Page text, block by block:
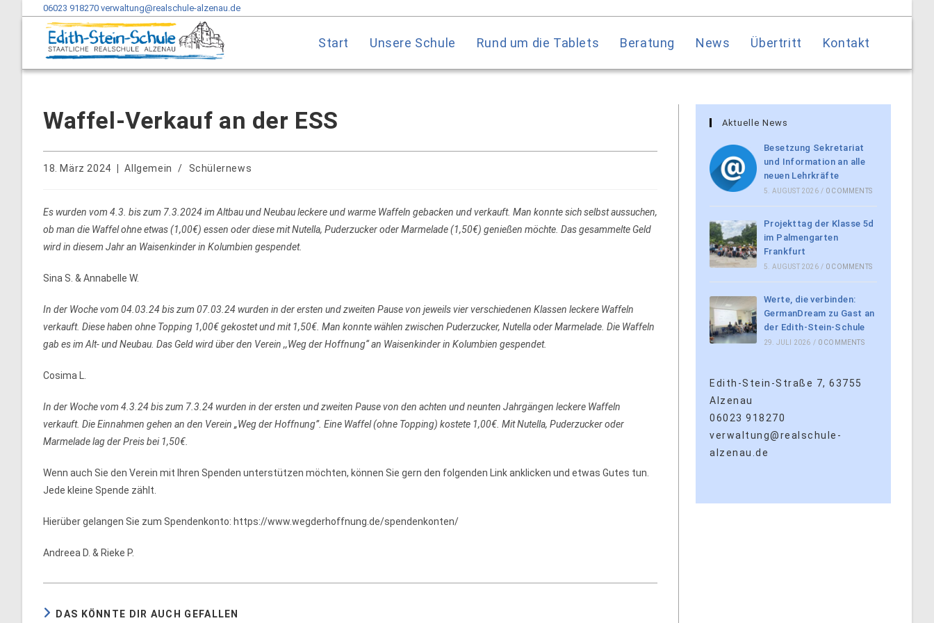
06023 918270 verwaltung@realschule-alzenau.de
Start Unsere Schule Rund um die Tablets Beratung News Übertritt Kontakt
Waffel-Verkauf an der ESS
18. März 2024 Allgemein / Schülernews
Es wurden vom 4.3. bis zum 7.3.2024 im Altbau und Neubau leckere und warme Waffeln gebacken und verkauft. Man konnte sich selbst aussuchen,
ob man die Waffel ohne etwas (1,00€) essen oder diese mit Nutella, Puderzucker oder Marmelade (1,50€) genießen möchte. Das gesammelte Geld
wird in diesem Jahr an Waisenkinder in Kolumbien gespendet.
Sina S. & Annabelle W.
In der Woche vom 04.03.24 bis zum 07.03.24 wurden in der ersten und zweiten Pause von jeweils vier verschiedenen Klassen leckere Waffeln
verkauft. Diese haben ohne Topping 1,00€ gekostet und mit 1,50€. Man konnte wählen zwischen Puderzucker, Nutella oder Marmelade. Die Waffeln
gab es im Alt- und Neubau. Das Geld wird über den Verein ,,Weg der Hoffnung‘‘ an Waisenkinder in Kolumbien gespendet.
Cosima L.
In der Woche vom 4.3.24 bis zum 7.3.24 wurden in der ersten und zweiten Pause von den achten und neunten Jahrgängen leckere Waffeln
verkauft. Die Einnahmen gehen an den Verein „Weg der Hoffnung”. Eine Waffel (ohne Topping) kostete 1,00€. Mit Nutella, Puderzucker oder
Marmelade lag der Preis bei 1,50€.
Wenn auch Sie den Verein mit Ihren Spenden unterstützen möchten, können Sie gern den folgenden Link anklicken und etwas Gutes tun.
Jede kleine Spende zählt.
Hierüber gelangen Sie zum Spendenkonto: https://www.wegderhoffnung.de/spendenkonten/
Andreea D. & Rieke P.
DAS KÖNNTE DIR AUCH GEFALLEN
Aktuelle News
Besetzung Sekretariat
und Information an alle
neuen Lehrkräfte
5. AUGUST 2026 / 0 COMMENTS
Projekttag der Klasse 5d
im Palmengarten
Frankfurt
5. AUGUST 2026 / 0 COMMENTS
Werte, die verbinden:
GermanDream zu Gast an
der Edith-Stein-Schule
29. JULI 2026 / 0 COMMENTS
Edith-Stein-Straße 7, 63755
Alzenau
06023 918270
verwaltung@realschule-
alzenau.de